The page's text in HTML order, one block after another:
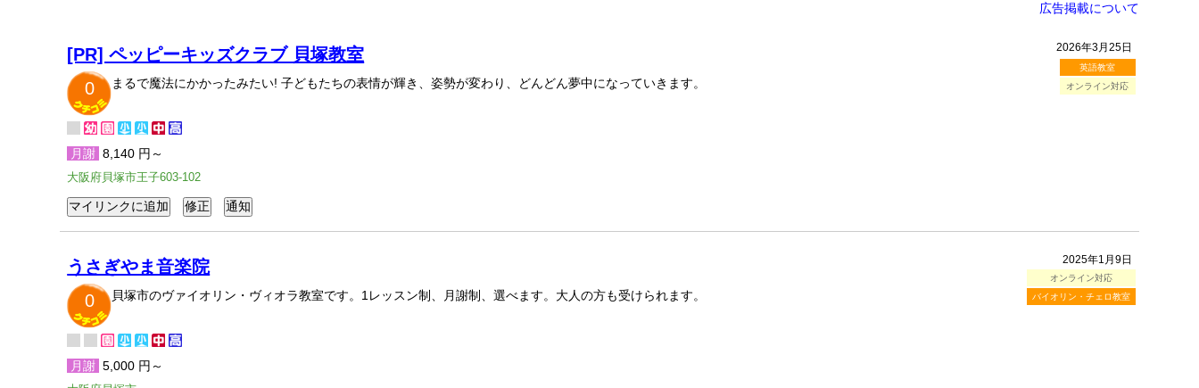
広告掲載について
2026年3月25日
英語教室
オンライン対応
[PR] ペッピーキッズクラブ 貝塚教室
0
まるで魔法にかかったみたい! 子どもたちの表情が輝き、姿勢が変わり、どんどん夢中になっていきます。
月謝 8,140 円～
大阪府貝塚市王子603-102
2025年1月9日
オンライン対応
バイオリン・チェロ教室
うさぎやま音楽院
0
貝塚市のヴァイオリン・ヴィオラ教室です。1レッスン制、月謝制、選べます。大人の方も受けられます。
月謝 5,000 円～